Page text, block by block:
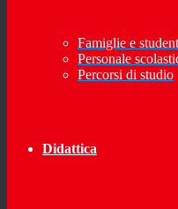
Famiglie e
Personale
Percorsi di studio
Didattica